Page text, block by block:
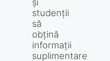
studenții
să
obțină
informații
suplimentare